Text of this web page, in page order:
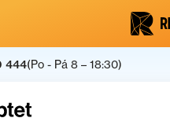
444(Po - Pá 8 – 18:30)